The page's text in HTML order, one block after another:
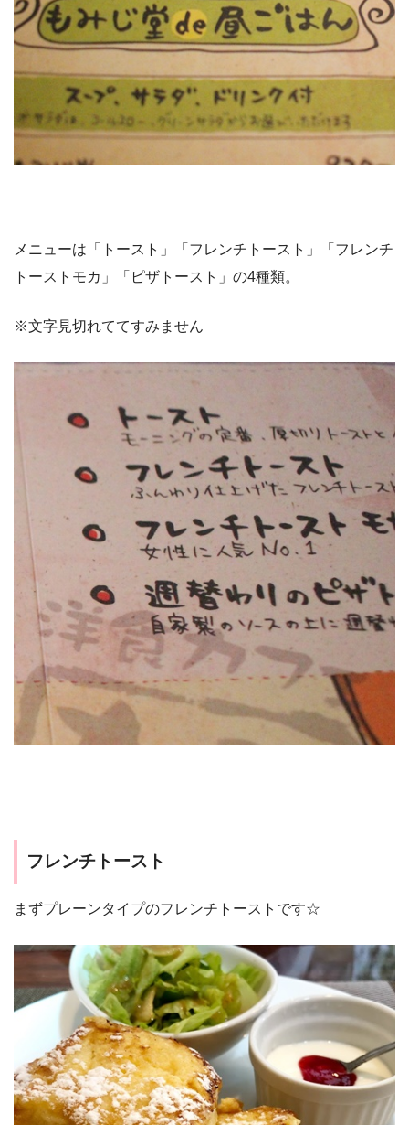
メニューは「トースト」「フレンチトースト」「フレンチ
トーストモカ」「ピザトースト」の4種類。
※文字見切れててすみません
フレンチトースト
まずプレーンタイプのフレンチトーストです☆